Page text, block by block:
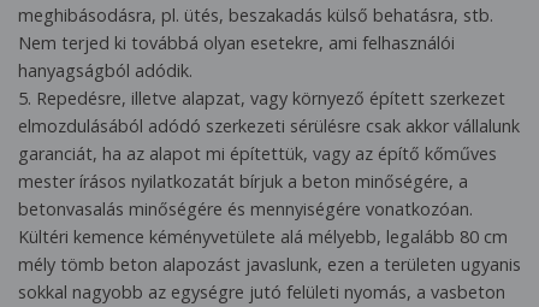
meghibásodásra, pl. ütés, beszakadás külső behatásra, stb.
Nem terjed ki továbbá olyan esetekre, ami felhasználói
hanyagságból adódik.
5. Repedésre, illetve alapzat, vagy környező épített szerkezet
elmozdulásából adódó szerkezeti sérülésre csak akkor vállalunk
garanciát, ha az alapot mi építettük, vagy az építő kőműves
mester írásos nyilatkozatát bírjuk a beton minőségére, a
betonvasalás minőségére és mennyiségére vonatkozóan.
Kültéri kemence kéményvetülete alá mélyebb, legalább 80 cm
mély tömb beton alapozást javaslunk, ezen a területen ugyanis
sokkal nagyobb az egységre jutó felületi nyomás, a vasbeton